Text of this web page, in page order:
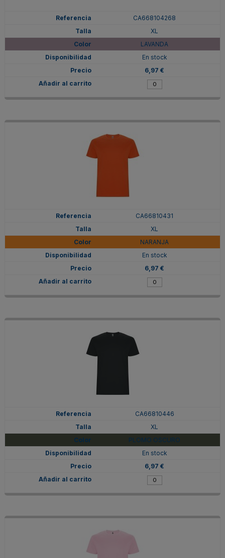
CA668104268
XL
LAVANDA
En stock
6,97 €
CA66810431
XL
NARANJA
En stock
6,97 €
CA66810446
XL
PLOMO OSCURO
En stock
6,97 €